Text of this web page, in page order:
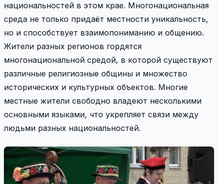
национальностей в этом крае. Многонациональная
среда не только придаёт местности уникальность,
но и способствует взаимопониманию и общению.
Жители разных регионов гордятся
многонациональной средой, в которой существуют
различные религиозные общины и множество
исторических и культурных объектов. Многие
местные жители свободно владеют несколькими
основными языками, что укрепляет связи между
людьми разных национальностей.